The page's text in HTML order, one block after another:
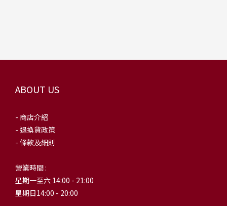
ABOUT US
- 商店介紹
- 退換貨政策
- 條款及細則
營業時間 :
星期一至六 14:00 - 21:00
星期日14:00 - 20:00